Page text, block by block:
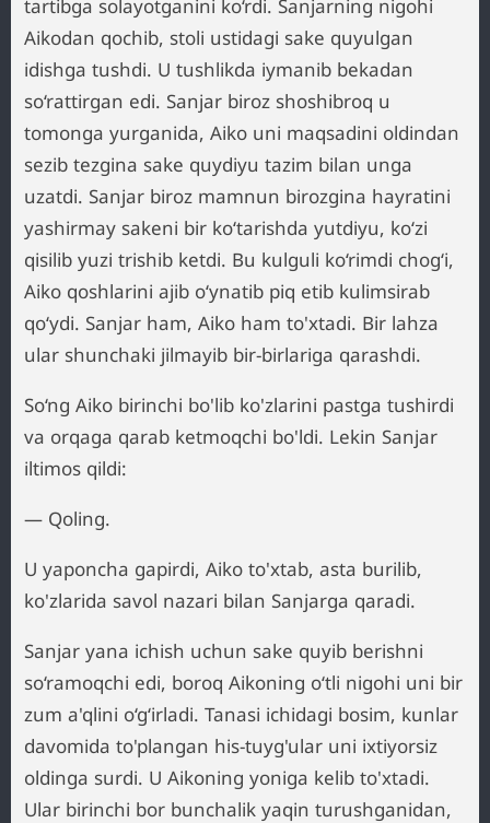
tartibga solayotganini ko‘rdi. Sanjarning nigohi
Aikodan qochib, stoli ustidagi sake quyulgan
idishga tushdi. U tushlikda iymanib bekadan
so‘rattirgan edi. Sanjar biroz shoshibroq u
tomonga yurganida, Aiko uni maqsadini oldindan
sezib tezgina sake quydiyu tazim bilan unga
uzatdi. Sanjar biroz mamnun birozgina hayratini
yashirmay sakeni bir ko‘tarishda yutdiyu, ko‘zi
qisilib yuzi trishib ketdi. Bu kulguli ko‘rimdi chog‘i,
Aiko qoshlarini ajib o‘ynatib piq etib kulimsirab
qo‘ydi. Sanjar ham, Aiko ham to'xtadi. Bir lahza
ular shunchaki jilmayib bir-birlariga qarashdi.
So‘ng Aiko birinchi bo'lib ko'zlarini pastga tushirdi
va orqaga qarab ketmoqchi bo'ldi. Lekin Sanjar
iltimos qildi:
— Qoling.
U yaponcha gapirdi, Aiko to'xtab, asta burilib,
ko'zlarida savol nazari bilan Sanjarga qaradi.
Sanjar yana ichish uchun sake quyib berishni
so‘ramoqchi edi, boroq Aikoning o‘tli nigohi uni bir
zum a'qlini o‘g‘irladi. Tanasi ichidagi bosim, kunlar
davomida to'plangan his-tuyg'ular uni ixtiyorsiz
oldinga surdi. U Aikoning yoniga kelib to'xtadi.
Ular birinchi bor bunchalik yaqin turushganidan,